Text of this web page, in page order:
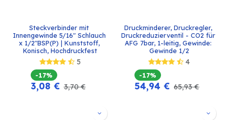
Steckverbinder mit
Innengewinde 5/16" Schlauch
x 1/2"BSP(P) | Kunststoff,
Konisch, Hochdruckfest
5
-17%
3,08 € 3,70€
Druckminderer, Druckregler,
Druckreduzierventil - CO2 für
AFG 7bar, 1-leitig, Gewinde:
Gewinde 1/2
4
-17%
54,94 € 65,93€